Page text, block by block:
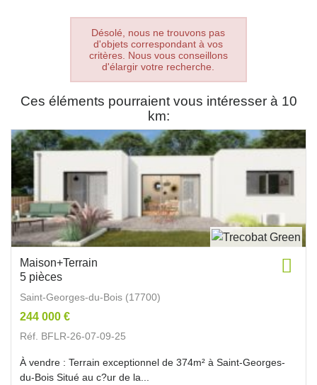
Désolé, nous ne trouvons pas
d'objets correspondant à vos
critères. Nous vous conseillons
d'élargir votre recherche.
Ces éléments pourraient vous intéresser à 10
km:
Maison+Terrain
5 pièces
Saint-Georges-du-Bois (17700)
244 000 €
Réf. BFLR-26-07-09-25
À vendre : Terrain exceptionnel de 374m² à Saint-Georges-
du-Bois Situé au c?ur de la...